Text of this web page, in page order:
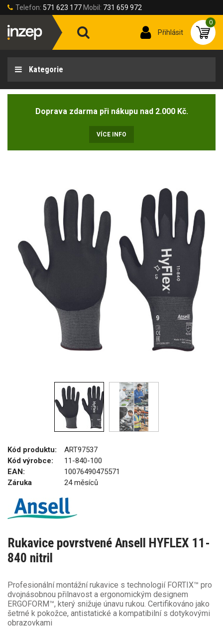
Telefon: 571 623 177 Mobil: 731 659 972
Přihlásit
0
Kategorie
Doprava zdarma při nákupu nad 2.000 Kč.
VÍCE INFO
Kód produktu:
ART97537
Kód výrobce:
11-840-100
EAN:
10076490475571
Záruka
24 měsíců
Rukavice povrstvené Ansell HYFLEX 11-
840 nitril
Profesionální montážní rukavice s technologií FORTIX™ pro
dvojnásobnou přilnavost a ergonomickým designem
ERGOFORM™, který snižuje únavu rukou. Certifikováno jako
šetrné k pokožce, antistatické a kompatibilní s dotykovými
obrazovkami